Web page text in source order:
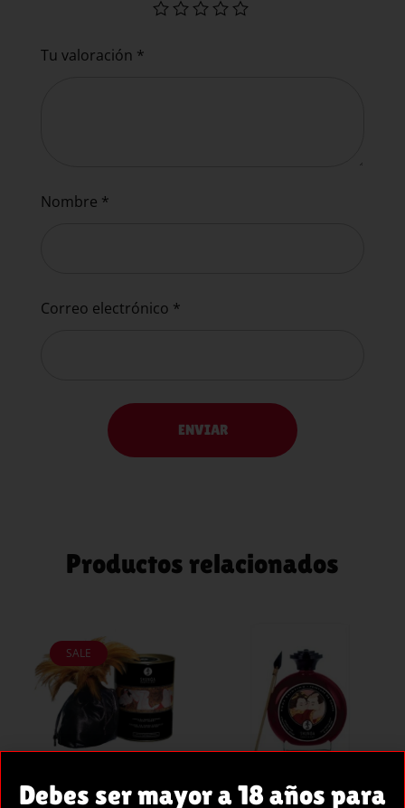
Tu valoración *
Nombre *
Correo electrónico *
Productos relacionados
AÑADIR
AL
SALE
AÑADIR
AL
CARRITO
Debes ser mayor a 18 años para